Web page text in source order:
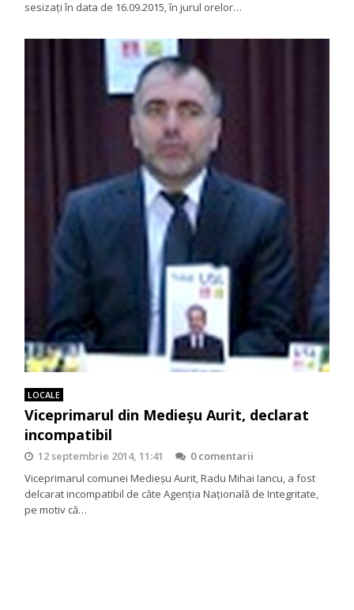
sesizați în data de 16.09.2015, în jurul orelor…
LOCALE
Viceprimarul din Medieşu Aurit, declarat
incompatibil
12 septembrie 2014, 11:41
0 comentarii
Viceprimarul comunei Medieşu Aurit, Radu Mihai Iancu, a fost
delcarat incompatibil de căte Agenţia Naţională de Integritate,
pe motiv că…